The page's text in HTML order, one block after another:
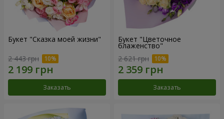
Букет "Сказка моей жизни"
2 443 грн
Заказать
Букет "Цветочное
блаженство"
2 621 грн
Заказать